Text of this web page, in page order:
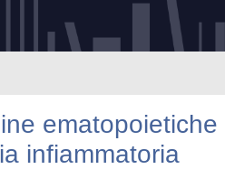
ematopoietiche
infiammatoria